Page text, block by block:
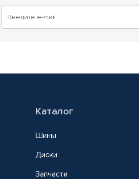
Каталог
Шины
Диски
Запчасти